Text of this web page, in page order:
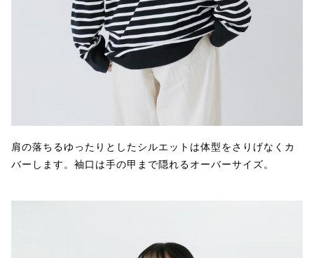
肩の落ちるゆったりとしたシルエットは体型をさりげなくカ
バーします。袖口は手の甲まで隠れるオーバーサイズ。